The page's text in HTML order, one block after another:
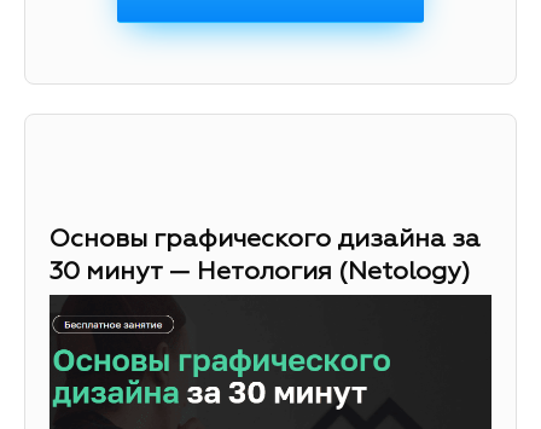
Основы графического дизайна за
30 минут — Нетология (Netology)